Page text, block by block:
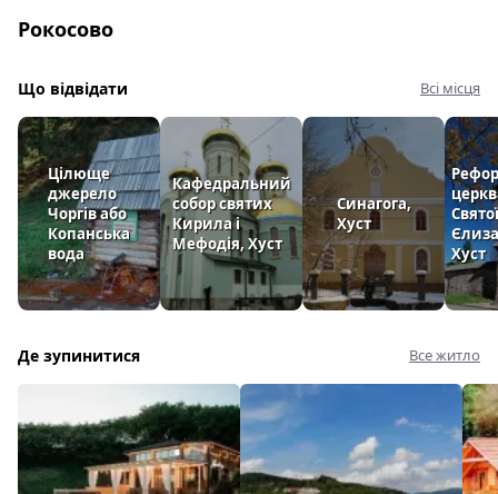
Рокосово
Що відвідати Всі місця
Цілюще
джерело
Чоргів або
Копанська
вода
Кафедральний
собор святих
Кирила і
Мефодія, Хуст
Синагога,
Хуст
Святої
Хуст
Де зупинитися Все житло